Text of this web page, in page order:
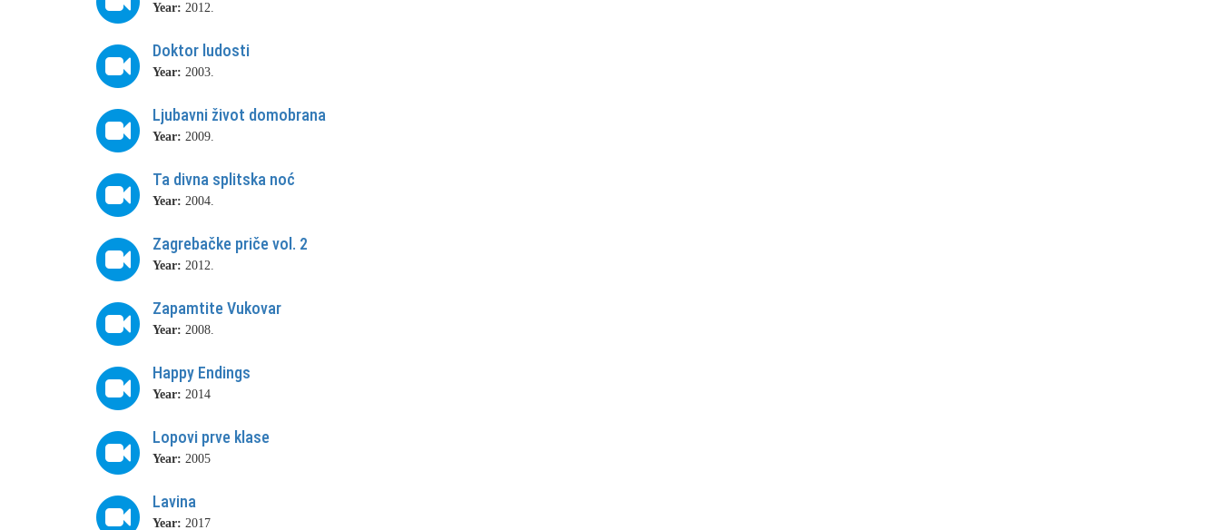
Year: 2012.
Doktor ludosti
Year: 2003.
Ljubavni život domobrana
Year: 2009.
Ta divna splitska noć
Year: 2004.
Zagrebačke priče vol. 2
Year: 2012.
Zapamtite Vukovar
Year: 2008.
Happy Endings
Year: 2014
Lopovi prve klase
Year: 2005
Lavina
Year: 2017